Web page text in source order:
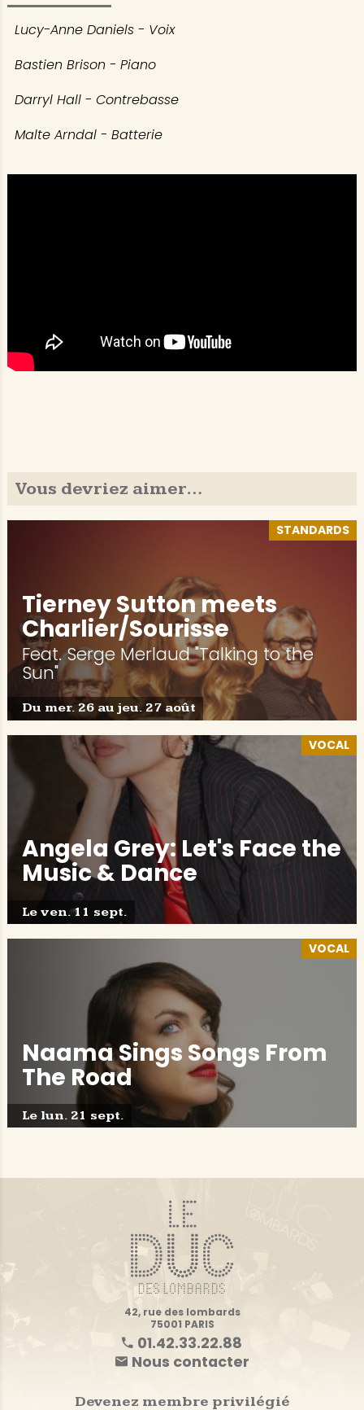
Lucy-Anne Daniels - Voix
Bastien Brison - Piano
Darryl Hall - Contrebasse
Malte Arndal - Batterie
Vous devriez aimer…
STANDARDS
Tierney Sutton meets
Charlier/Sourisse
Feat. Serge Merlaud "Talking to the
Sun"
Du mer. 26 au jeu. 27 août
VOCAL
Angela Grey: Let's Face the
Music & Dance
Le ven. 11 sept.
VOCAL
Naama Sings Songs From
The Road
Le lun. 21 sept.
42, rue des lombards
75001 PARIS
01.42.33.22.88
Nous contacter
Devenez membre privilégié